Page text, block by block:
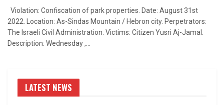
Violation: Confiscation of park properties. Date: August 31st
2022. Location: As-Sindas Mountain / Hebron city. Perpetrators:
The Israeli Civil Administration. Victims: Citizen Yusri Aj-Jamal.
Description: Wednesday ,...
LATEST NEWS